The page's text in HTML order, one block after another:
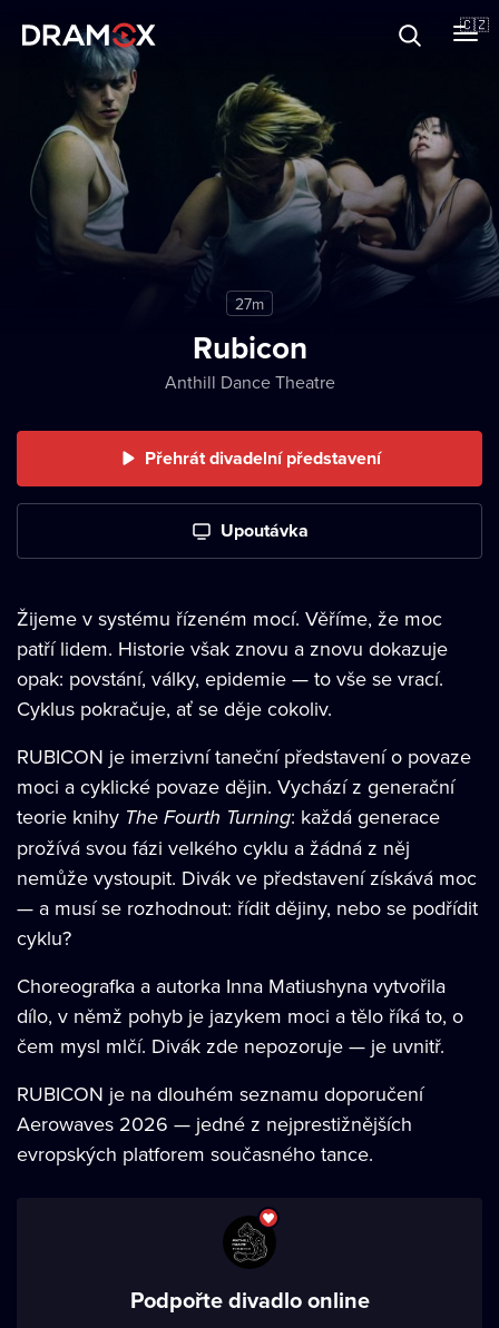
🇨🇿
Dárkové poukazy
Registrujte se
27m
Rubicon
Anthill Dance Theatre
Přehrát divadelní představení
Upoutávka
Žijeme v systému řízeném mocí. Věříme, že moc
patří lidem. Historie však znovu a znovu dokazuje
opak: povstání, války, epidemie — to vše se vrací.
Cyklus pokračuje, ať se děje cokoliv.
RUBICON je imerzivní taneční představení o povaze
moci a cyklické povaze dějin. Vychází z generační
teorie knihy The Fourth Turning: každá generace
prožívá svou fázi velkého cyklu a žádná z něj
nemůže vystoupit. Divák ve představení získává moc
— a musí se rozhodnout: řídit dějiny, nebo se podřídit
cyklu?
Choreografka a autorka Inna Matiushyna vytvořila
dílo, v němž pohyb je jazykem moci a tělo říká to, o
čem mysl mlčí. Divák zde nepozoruje — je uvnitř.
RUBICON je na dlouhém seznamu doporučení
Aerowaves 2026 — jedné z nejprestižnějších
evropských platforem současného tance.
Podpořte divadlo online